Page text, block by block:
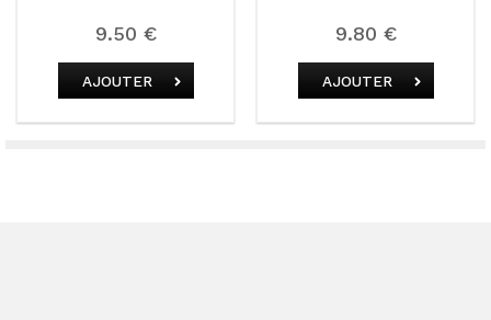
9.50 €
AJOUTER
9.80 €
AJOUTER